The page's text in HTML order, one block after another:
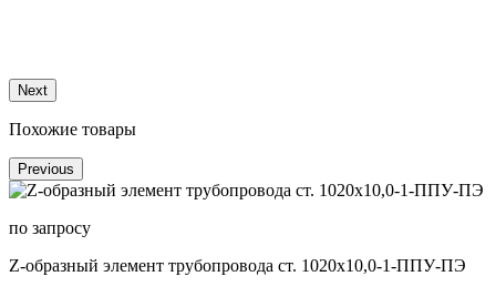
Next
Похожие товары
Previous
по запросу
Z-образный элемент трубопровода ст. 1020х10,0-1-ППУ-ПЭ